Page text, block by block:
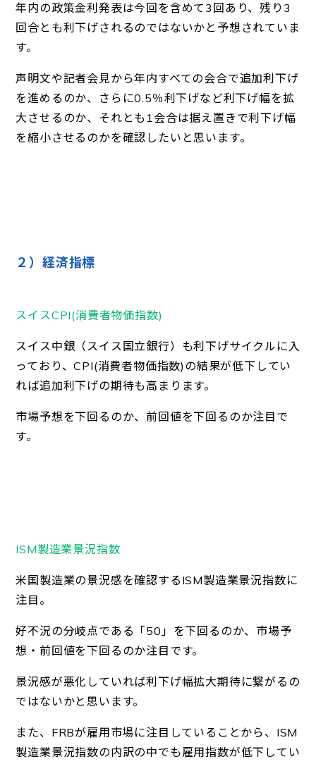
年内の政策金利発表は今回を含めて3回あり、残り3
回合とも利下げされるのではないかと予想されていま
す。
声明文や記者会見から年内すべての会合で追加利下げ
を進めるのか、さらに0.5％利下げなど利下げ幅を拡
大させるのか、それとも1会合は据え置きで利下げ幅
を縮小させるのかを確認したいと思います。
２）経済指標
スイスCPI(消費者物価指数)
スイス中銀（スイス国立銀行）も利下げサイクルに入
っており、CPI(消費者物価指数)の結果が低下してい
れば追加利下げの期待も高まります。
市場予想を下回るのか、前回値を下回るのか注目で
す。
ISM製造業景況指数
米国製造業の景況感を確認するISM製造業景況指数に
注目。
好不況の分岐点である「50」を下回るのか、市場予
想・前回値を下回るのか注目です。
景況感が悪化していれば利下げ幅拡大期待に繋がるの
ではないかと思います。
また、FRBが雇用市場に注目していることから、ISM
製造業景況指数の内訳の中でも雇用指数が低下してい